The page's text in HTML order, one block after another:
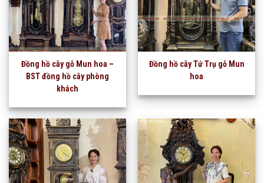
Đồng hồ cây gỗ Mun hoa –
BST đồng hồ cây phòng
khách
Đồng hồ cây Tứ Trụ gỗ Mun
hoa